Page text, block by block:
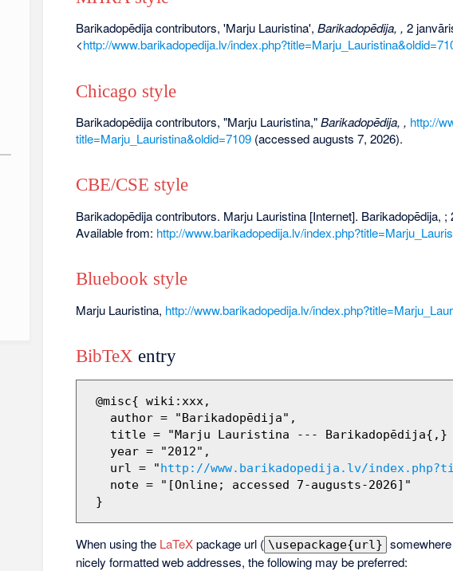
Barikadopēdija contributors, 'Marju Lauristina', Barikadopēdija, , 2
<http://www.barikadopedija.lv/
Chicago style
Barikadopēdija contributors, "Marju Lauristina,"Barikadopēdija, , http://
title=Marju_Lauristina&oldid=7109(accessed augusts 7, 2026).
CBE/CSE style
Barikadopēdija contributors. Marju Lauristina [Internet]. Barikadopēdija,
Available from: http://www.barikadopedija.lv/
Bluebook style
Marju Lauristina, http://www.barikadopedija.lv/
BibTeX entry
   url = "
http://www.barikadopedija.lv/
When using the LaTeXpackage url ( \usepackage{url}
nicely formatted web addresses, the following may be preferred: